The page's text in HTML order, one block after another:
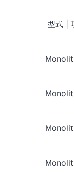
型式 |